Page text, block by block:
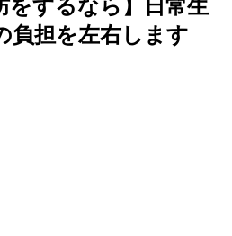
をするなら】日常生
負担を左右します